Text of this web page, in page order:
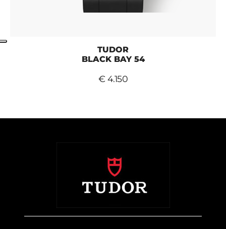
TUDOR
BLACK BAY 54
€ 4.150